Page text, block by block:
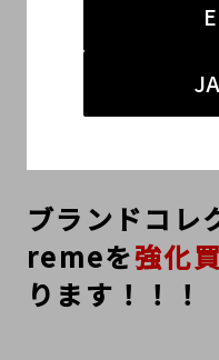
#メンズ
ブランドコレ
remeを強化
ります！！！